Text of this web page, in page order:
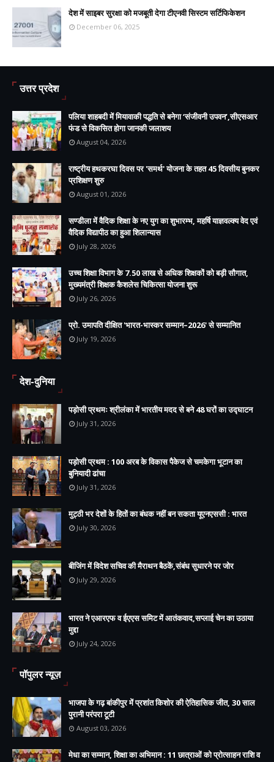
देश में साइबर सुरक्षा को मजबूती देगा टीएनवी सिस्टम सर्टिफिकेशन
December 06, 2025
उत्तर प्रदेश
पलिया शाहबदी में मियावाकी पद्धति से बनेगा ‘संजीवनी उपवन’,सीएसआर
फंड से विकसित होगा जानकी जलाशय
August 04, 2026
राष्ट्रीय हथकरघा दिवस पर 'समर्थ' योजना के तहत 45 दिवसीय बुनकर
प्रशिक्षण शुरु
August 01, 2026
सण्डीला में वैदिक शिक्षा के नए युग का शुभारम्भ, महर्षि याज्ञवल्क्य वेद एवं
वैदिक विद्यापीठ का हुआ शिलान्यास
July 28, 2026
उच्च शिक्षा विभाग के 7.50 लाख से अधिक शिक्षकों को बड़ी सौगात,
मुख्यमंत्री शिक्षक कैशलेस चिकित्सा योजना शुरू
July 26, 2026
प्रो. उमापति दीक्षित 'भारत-भास्कर सम्मान–2026' से सम्मानित
July 19, 2026
देश-दुनिया
पड़ोसी प्रथमः श्रीलंका में भारतीय मदद से बने 48 घरों का उद्घाटन
July 31, 2026
पड़ोसी प्रथम : 100 अरब के विकास पैकेज से चमकेगा भूटान का
बुनियादी ढांचा
July 31, 2026
मुट्ठी भर देशों के हितों का बंधक नहीं बन सकता यूएनएससी : भारत
July 30, 2026
बीजिंग में विदेश सचिव की मैराथन बैठकें,संबंध सुधारने पर जोर
July 29, 2026
भारत ने एआरएफ व ईएएस समिट में आतंकवाद,सप्लाई चेन का उठाया
मुद्दा
July 24, 2026
पॉपुलर न्यूज़
भाजपा के गढ़ बांकीपुर में प्रशांत किशोर की ऐतिहासिक जीत, 30 साल
पुरानी परंपरा टूटी
August 03, 2026
मेधा का सम्मान, शिक्षा का अभिमान : 11 छात्राओं को प्रोत्साहन राशि व